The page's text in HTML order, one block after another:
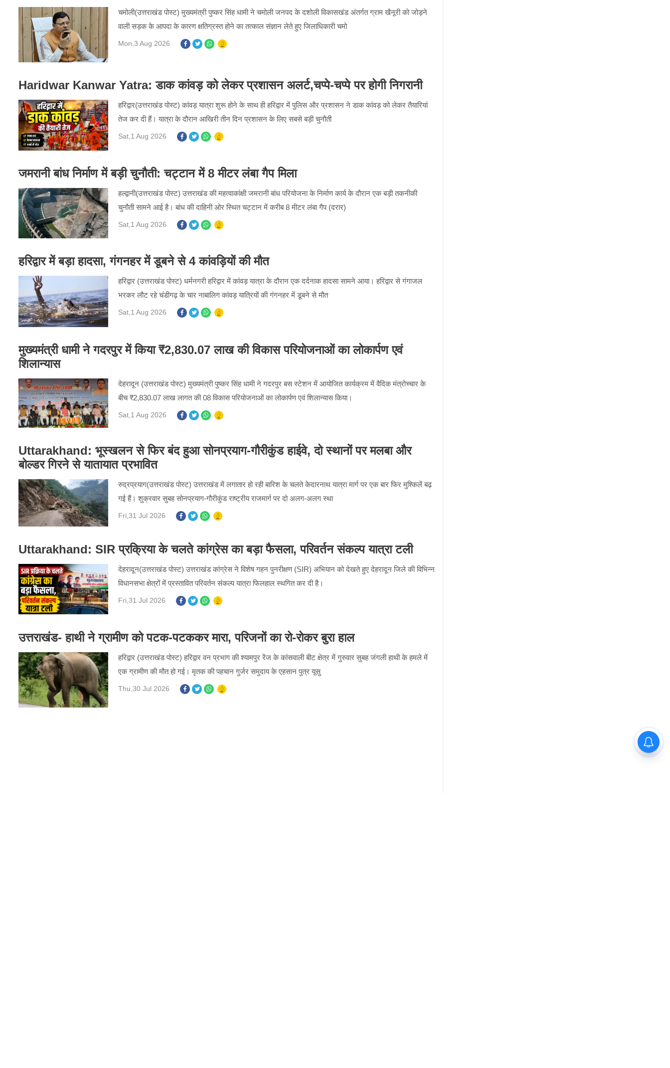
चमोली(उत्तराखंड पोस्ट) मुख्यमंत्री पुष्कर सिंह धामी ने चमोली जनपद के दशोली विकासखंड अंतर्गत ग्राम खैनूरी को जोड़ने
वाली सड़क के आपदा के कारण क्षतिग्रस्त होने का तत्काल संज्ञान लेते हुए जिलाधिकारी चमो
Mon,3 Aug 2026
Haridwar Kanwar Yatra: डाक कांवड़ को लेकर प्रशासन अलर्ट,चप्पे-चप्पे पर होगी निगरानी
हरिद्वार(उत्तराखंड पोस्ट) कांवड़ यात्रा शुरू होने के साथ ही हरिद्वार में पुलिस और प्रशासन ने डाक कांवड़ को लेकर तैयारियां
तेज कर दी हैं। यात्रा के दौरान आखिरी तीन दिन प्रशासन के लिए सबसे बड़ी चुनौती
Sat,1 Aug 2026
जमरानी बांध निर्माण में बड़ी चुनौती: चट्टान में 8 मीटर लंबा गैप मिला
हल्द्वानी(उत्तराखंड पोस्ट) उत्तराखंड की महत्वाकांक्षी जमरानी बांध परियोजना के निर्माण कार्य के दौरान एक बड़ी तकनीकी
चुनौती सामने आई है। बांध की दाहिनी ओर स्थित चट्टान में करीब 8 मीटर लंबा गैप (दरार)
Sat,1 Aug 2026
हरिद्वार में बड़ा हादसा, गंगनहर में डूबने से 4 कांवड़ियों की मौत
हरिद्वार (उत्तराखंड पोस्ट) धर्मनगरी हरिद्वार में कांवड़ यात्रा के दौरान एक दर्दनाक हादसा सामने आया। हरिद्वार से गंगाजल
भरकर लौट रहे चंडीगढ़ के चार नाबालिग कांवड़ यात्रियों की गंगनहर में डूबने से मौत
Sat,1 Aug 2026
मुख्यमंत्री धामी ने गदरपुर में किया ₹2,830.07 लाख की विकास परियोजनाओं का लोकार्पण एवं
शिलान्यास
देहरादून (उत्तराखंड पोस्ट) मुख्यमंत्री पुष्कर सिंह धामी ने गदरपुर बस स्टेशन में आयोजित कार्यक्रम में वैदिक मंत्रोच्चार के
बीच ₹2,830.07 लाख लागत की 08 विकास परियोजनाओं का लोकार्पण एवं शिलान्यास किया।
Sat,1 Aug 2026
Uttarakhand: भूस्खलन से फिर बंद हुआ सोनप्रयाग-गौरीकुंड हाईवे, दो स्थानों पर मलबा और
बोल्डर गिरने से यातायात प्रभावित
रुद्रप्रयाग(उत्तराखंड पोस्ट) उत्तराखंड में लगातार हो रही बारिश के चलते केदारनाथ यात्रा मार्ग पर एक बार फिर मुश्किलें बढ़
गई हैं। शुक्रवार सुबह सोनप्रयाग-गौरीकुंड राष्ट्रीय राजमार्ग पर दो अलग-अलग स्था
Fri,31 Jul 2026
Uttarakhand: SIR प्रक्रिया के चलते कांग्रेस का बड़ा फैसला, परिवर्तन संकल्प यात्रा टली
देहरादून(उत्तराखंड पोस्ट) उत्तराखंड कांग्रेस ने विशेष गहन पुनरीक्षण (SIR) अभियान को देखते हुए देहरादून जिले की विभिन्न
विधानसभा क्षेत्रों में प्रस्तावित परिवर्तन संकल्प यात्रा फिलहाल स्थगित कर दी है।
Fri,31 Jul 2026
उत्तराखंड- हाथी ने ग्रामीण को पटक-पटककर मारा, परिजनों का रो-रोकर बुरा हाल
हरिद्वार (उत्तराखंड पोस्ट) हरिद्वार वन प्रभाग की श्यामपुर रेंज के कांसवाली बीट क्षेत्र में गुरुवार सुबह जंगली हाथी के हमले में
एक ग्रामीण की मौत हो गई। मृतक की पहचान गुर्जर समुदाय के एहसान पुत्र यूसु
Thu,30 Jul 2026